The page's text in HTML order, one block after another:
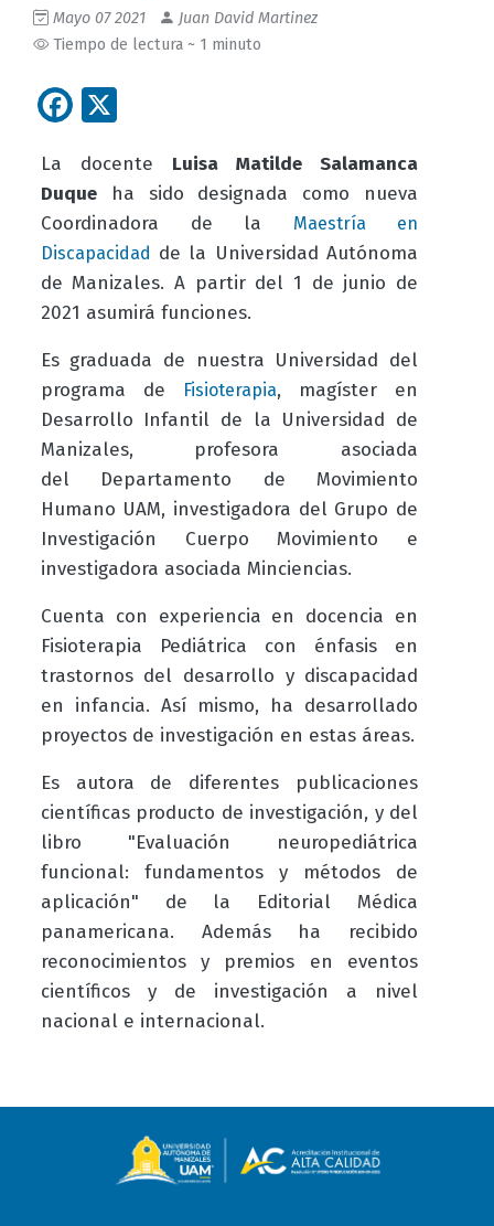
Mayo 07 2021
Juan David Martinez
Tiempo de lectura ~ 1 minuto
Facebook
La docente Luisa Matilde Salamanca
Duqueha sido designada como nueva
Coordinadora de la Maestría en
Discapacidad de la Universidad Autónoma
de Manizales. A partir del 1 de junio de
2021 asumirá funciones.
Es graduada de nuestra Universidad del
programa de
Fisioterapia, magíster en
Desarrollo Infantil de la Universidad de
Manizales, profesora asociada
del Departamento de Movimiento
Humano UAM, investigadora del Grupo de
Investigación Cuerpo Movimiento e
investigadora asociada Minciencias.
Cuenta con experiencia en docencia en
Fisioterapia Pediátrica con énfasis en
trastornos del desarrollo y discapacidad
en infancia. Así mismo, ha desarrollado
proyectos de investigación en estas áreas.
Es autora de diferentes publicaciones
científicas producto de investigación, y del
libro "Evaluación neuropediátrica
funcional: fundamentos y métodos de
aplicación" de la Editorial Médica
panamericana. Además ha recibido
reconocimientos y premios en eventos
científicos y de investigación a nivel
nacional e internacional.